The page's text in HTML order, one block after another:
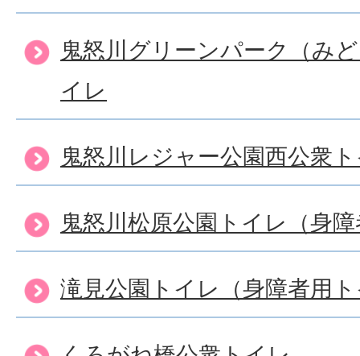
鬼怒川グリーンパーク（み
イレ
鬼怒川レジャー公園西公衆
鬼怒川松原公園トイレ（身
滝見公園トイレ（身障者用